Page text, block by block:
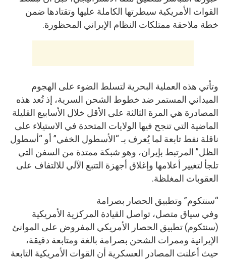
القوات الأمريكية سيطرتها الكاملة عليها وتقتادها ضمن
خطة ملاحقة ممتلكات النظام الإيراني المحظورة.
وتأتي هذه العملية البحرية لتسلط الضوء على الهجوم
الميداني المستمر ضد خطوط الشحن السرية، إذ تُعد هذه
المصادرة هي المرة الثالثة على الأقل خلال الأسابيع القليلة
الماضية التي تنجح فيها الولايات المتحدة في الاستيلاء على
ناقلة نفط تابعة لما يُعرف بـ “الأسطول الخفي” أو “أسطول
الظل” المرتبط بإيران، وهو شبكة ممتدة من السفن التي
تلجأ لتغيير أعلامها وإغلاق أجهزة التتبع الآلي للالتفاف على
العقوبات المغلظة.
“سنتكوم” وتطبيق الحصار بصرامة
وفي سياق متصل، تواصل القيادة المركزية الأمريكية
(سنتكوم) تطبيق الحصار الأمريكي المفروض على الموانئ
الإيرانية وممرات الشحن بصرامة بالغة ومتابعة دقيقة،
حيث أعلنت المصادر العسكرية أن القوات الأمريكية التابعة